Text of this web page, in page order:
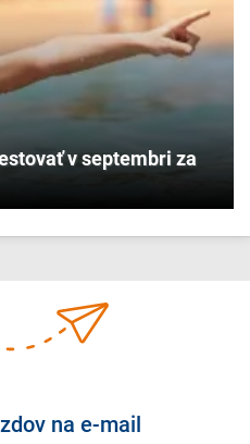
v septembri za
na e-mail